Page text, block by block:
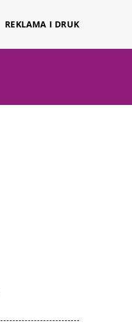
REKLAMA I DRUK